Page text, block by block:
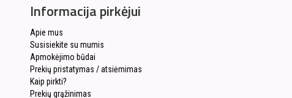
Informacija pirkėjui
Apie mus
Susisiekite su mumis
Apmokėjimo būdai
Prekių pristatymas / atsiėmimas
Kaip pirkti?
Prekių grąžinimas